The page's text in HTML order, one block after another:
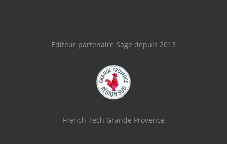
Editeur partenaire Sage depuis 2013
French Tech Grande Provence